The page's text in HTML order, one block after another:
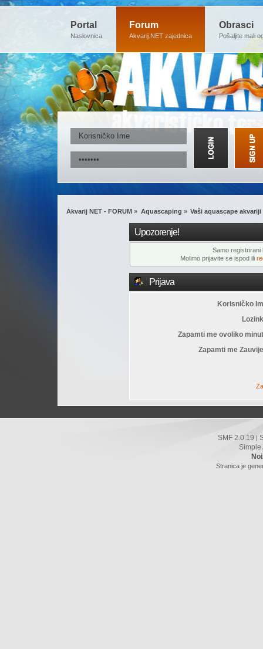
Portal
Naslovnica
Forum
Akvarij.NET zajednica
Obrasci
Pošaljite mali
Akvarij NET - FORUM » Aquascaping » Vaši aquascape akvariji
Upozorenje!
Samo registrirani
Molimo prijavite se ispod ili
Prijava
Korisničko
Zapamti me ovoliko
Zapamti me
SMF 2.0.19
Simple
Stranica je